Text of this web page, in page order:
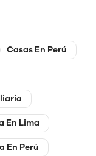
Casas En Perú
En Lima
En Perú